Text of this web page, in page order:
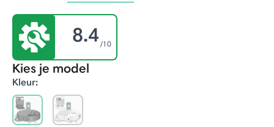
8.4 /10
Kies je model
Kleur: